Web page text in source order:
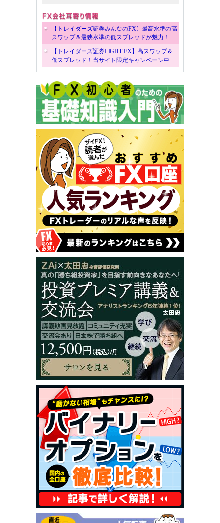
【トレイダーズ証券みんなのFX】最高水準の高
スワップ＆最狭水準の低スプレッドが魅力！
【トレイダーズ証券LIGHT FX】高スワップ＆
低スプレッド！当サイト限定キャンペーン中